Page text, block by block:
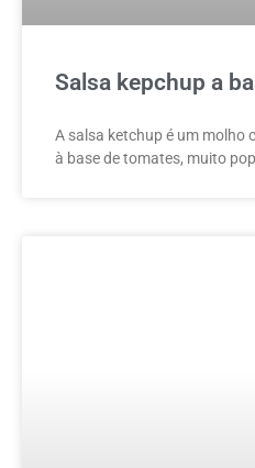
Salsa kepchup a
A salsa ketchup é um molho
à base de tomates, muito